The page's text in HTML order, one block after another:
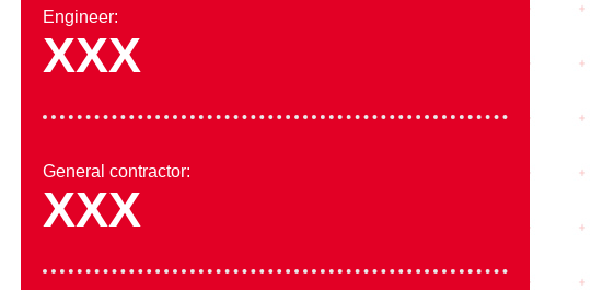
Engineer:
XXX
General contractor:
XXX